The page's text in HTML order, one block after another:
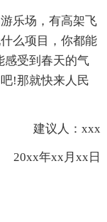
乐场，有高架飞
么项目，你都能
感受到春天的气
!那就快来人民
建议人：xxx
年xx月xx日